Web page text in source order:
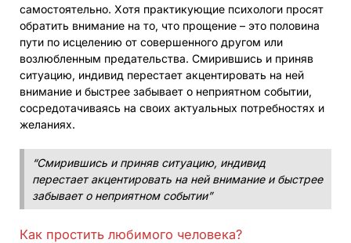
самостоятельно. Хотя практикующие психологи просят
обратить внимание на то, что прощение – это половина
пути по исцелению от совершенного другом или
возлюбленным предательства. Смирившись и приняв
ситуацию, индивид перестает акцентировать на ней
внимание и быстрее забывает о неприятном событии,
сосредотачиваясь на своих актуальных потребностях и
желаниях.
“Смирившись и приняв ситуацию, индивид
перестает акцентировать на ней внимание и быстрее
забывает о неприятном событии”
Как простить любимого человека?